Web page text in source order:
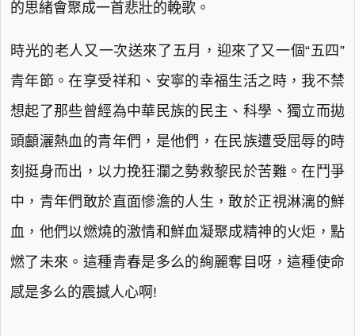
的思緒會聚成一首悲壯的輓歌。
時光的老人又一次送來了五月，迎來了又一個“五四”
青年節。在享受祥和、安寧的幸福生活之時，我不禁
想起了那些曾經為中華民族的民主、科學、獨立而拋
頭顱灑熱血的青年們，是他們，在民族遭受屈辱的時
刻挺身而出，以力挽狂瀾之勢救黎民於苦難。在鬥爭
中，青年們敢於直面慘澹的人生，敢於正視淋漓的鮮
血，他們以燃燒的激情和鮮血凝聚成精神的火炬，點
燃了未來。這種青春是多么的絢麗奪目呀，這種使命
感是多么的震撼人心啊!